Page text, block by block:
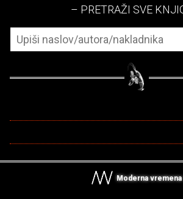
– PRETRAŽI SVE
Moderna vremena